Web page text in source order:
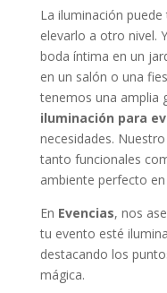
La iluminación
elevarlo a otro nivel.
boda íntima en un
en un salón o una
tenemos una amplia
iluminación para
necesidades.
tanto funcionales
ambiente perfecto
En Evencias, nos
tu evento esté
destacando los
mágica.